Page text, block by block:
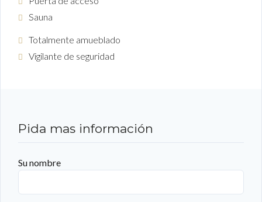
Sauna
Totalmente amueblado
Vigilante de seguridad
Pida mas información
Su nombre